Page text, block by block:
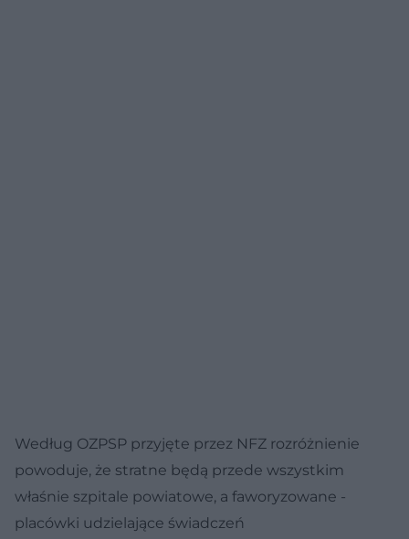
Według OZPSP przyjęte przez NFZ rozróżnienie
powoduje, że stratne będą przede wszystkim
właśnie szpitale powiatowe, a faworyzowane -
placówki udzielające świadczeń